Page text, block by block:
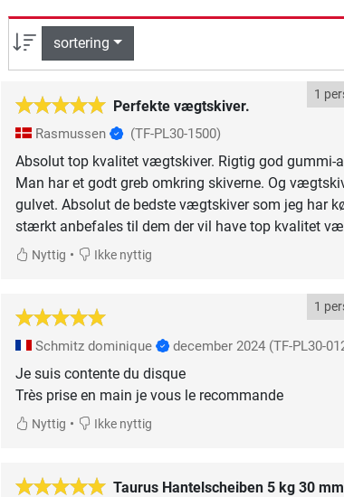
sortering
Perfekte vægtskiver.
1
Rasmussen (TF-PL30-1500)
Absolut top kvalitet vægtskiver. Rigtig god gummi-
Man har et godt greb omkring skiverne. Og
gulvet. Absolut de bedste vægtskiver som jeg har
stærkt anbefales til dem der vil have top kvalitet
Nyttig • Ikke nyttig
1
Schmitz dominique december 2024 (TF-PL30-
Je suis contente du disque
Très prise en main je vous le recommande
Nyttig • Ikke nyttig
Taurus Hantelscheiben 5 kg 30 mm